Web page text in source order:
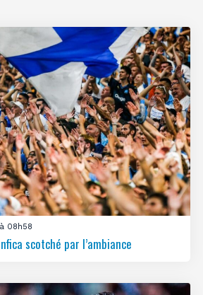
08h58
scotché par l’ambiance